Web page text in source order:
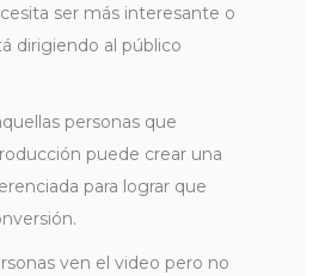
ser más interesante o
dirigiendo al público
personas que
puede crear una
para lograr que
ven el video pero no